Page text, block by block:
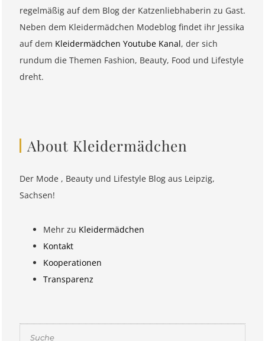
regelmäßig auf dem Blog der Katzenliebhaberin zu Gast.
Neben dem Kleidermädchen Modeblog findet ihr Jessika
auf dem Kleidermädchen Youtube Kanal, der sich
rundum die Themen Fashion, Beauty, Food und Lifestyle
dreht.
About Kleidermädchen
Der Mode , Beauty und Lifestyle Blog aus Leipzig,
Sachsen!
Mehr zu Kleidermädchen
Kontakt
Kooperationen
Transparenz